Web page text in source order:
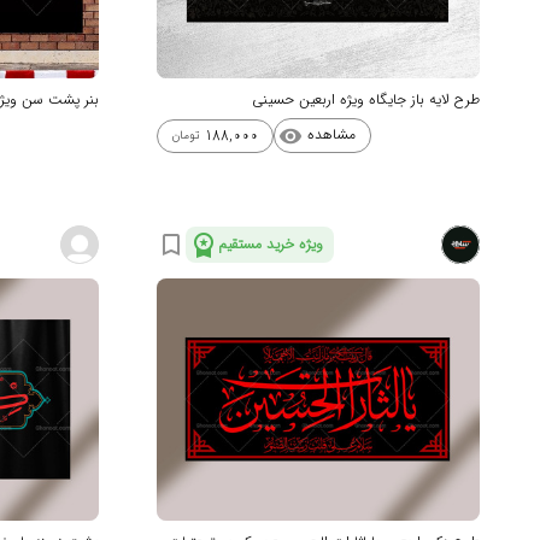
طرح لایه باز جایگاه ویژه اربعین حسینی
مشاهده visibility
188,000 تومان
بنر پشت سن
ویژه خرید مستقیم workspace_premium
bookmark_border